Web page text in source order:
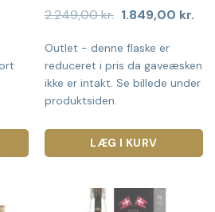
kr..
2.249,00kr. Den
pris
var:
2.249,00 kr..
1.849,00 kr.
Outlet - denne flaske er
reduceret i pris da gaveæsken
ikke er intakt. Se billede under
produktsiden.
LÆG I KURV